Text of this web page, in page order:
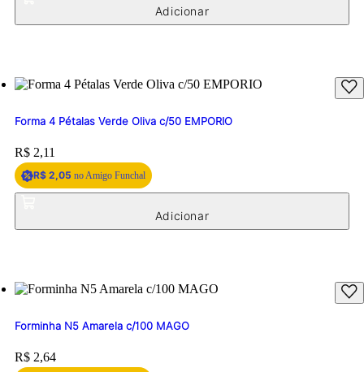
Forma 4 Pétalas Verde Oliva c/50 EMPORIO
Price:
R$ 2,11
R$ 2,05 no Amigo Funchal
Forminha N5 Amarela c/100 MAGO
Price:
R$ 2,64